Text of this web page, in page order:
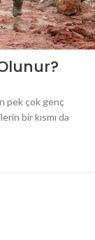
pek çok genç
bir kısmı da